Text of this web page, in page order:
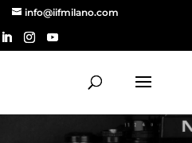
info@iifmilano.com